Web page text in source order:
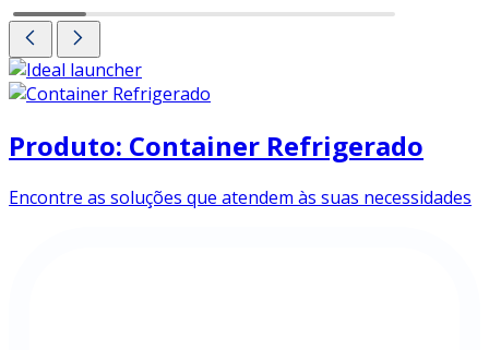
Produto: Container Refrigerado
Encontre as soluções que atendem às suas necessidades